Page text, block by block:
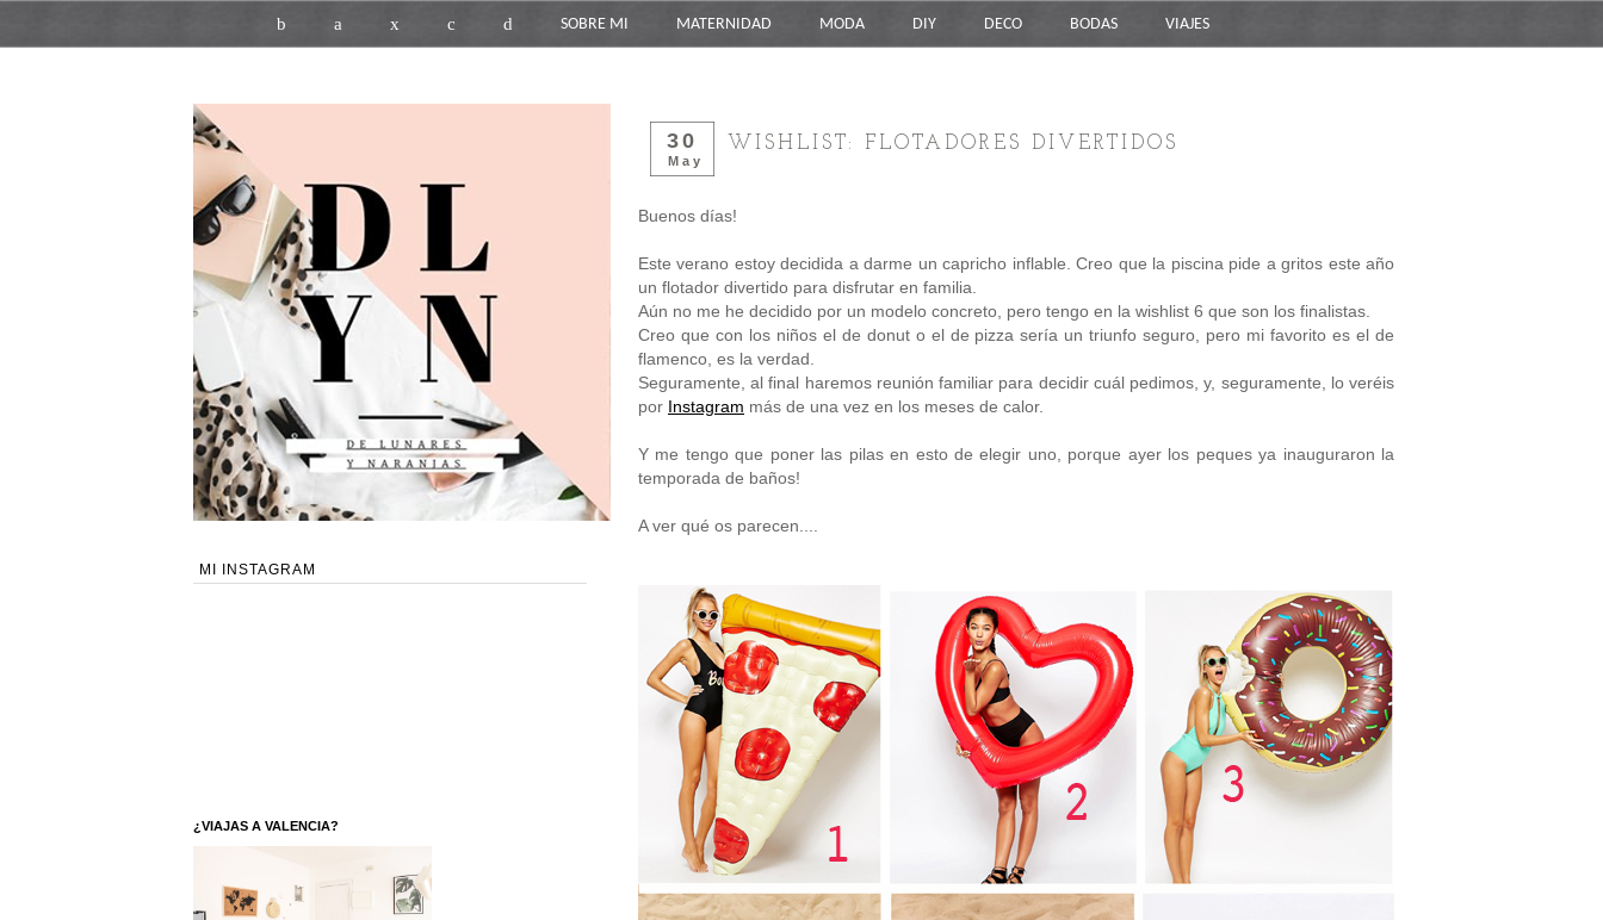
b a x c d SOBRE MI MATERNIDAD MODA DIY DECO BODAS VIAJES
30
May
WISHLIST: FLOTADORES DIVERTIDOS
Buenos días!
Este verano estoy decidida a darme un capricho inflable. Creo que la piscina pide a gritos este año
un flotador divertido para disfrutar en familia.
Aún no me he decidido por un modelo concreto, pero tengo en la wishlist 6 que son los finalistas.
Creo que con los niños el de donut o el de pizza sería un triunfo seguro, pero mi favorito es el de
flamenco, es la verdad.
Seguramente, al final haremos reunión familiar para decidir cuál pedimos, y, seguramente, lo veréis
por Instagram más de una vez en los meses de calor.
Y me tengo que poner las pilas en esto de elegir uno, porque ayer los peques ya inauguraron la
temporada de baños!
A ver qué os parecen....
MI INSTAGRAM
¿VIAJAS A VALENCIA?